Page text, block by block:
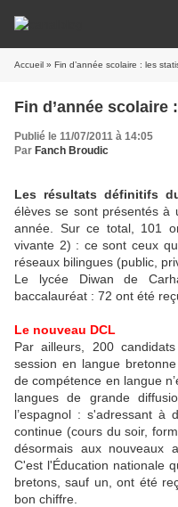
Accueil » Fin d’année scolaire : les
Fin d’année
Publié le 11/07/2011 à 14:05
Par Fanch Broudic
Les résultats définitifs
élèves se sont présentés à
année. Sur ce total, 101
vivante 2) : ce sont ceux
réseaux bilingues (public,
Le lycée Diwan de
baccalauréat : 72 ont été
Le nouveau DCL
Par ailleurs, 200
session en langue
de compétence en langue
langues de grande
l’espagnol : s'adressant à
continue (cours du soir,
désormais aux nouveaux
C'est l'Éducation nationale
bretons, sauf un, ont été
bon chiffre.